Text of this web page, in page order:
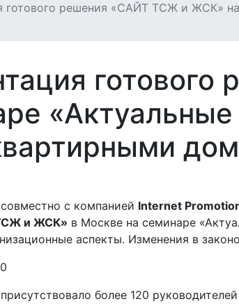
готового решения «САЙТ ТСЖ и ЖСК»
совместно с компанией Internet
и ЖСК» в Москве на семинаре
аспекты. Изменения в
более 120